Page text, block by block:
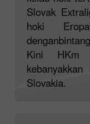
Slovak
hoki
Kini HKm
Slovakia.